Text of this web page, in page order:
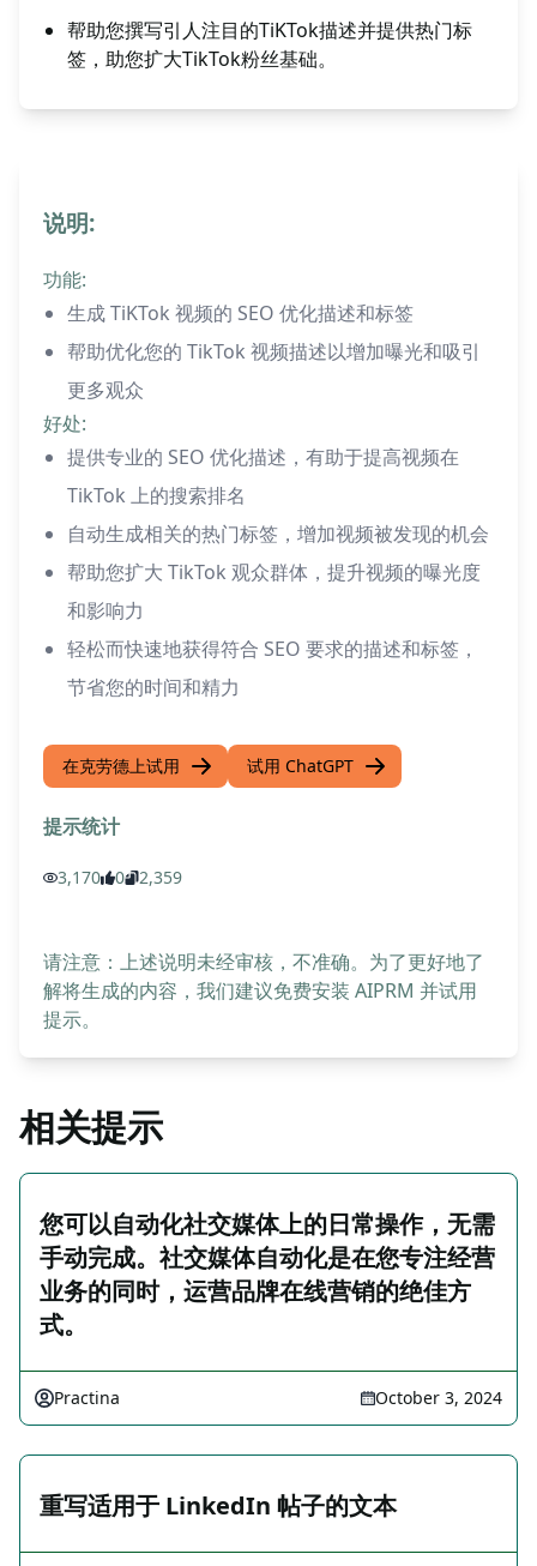
帮助您撰写引人注目的TiKTok描述并提供热门标
签，助您扩大TikTok粉丝基础。
说明:
功能:
生成 TiKTok 视频的 SEO 优化描述和标签
帮助优化您的 TikTok 视频描述以增加曝光和吸引
更多观众
好处:
提供专业的 SEO 优化描述，有助于提高视频在
TikTok 上的搜索排名
自动生成相关的热门标签，增加视频被发现的机会
帮助您扩大 TikTok 观众群体，提升视频的曝光度
和影响力
轻松而快速地获得符合 SEO 要求的描述和标签，
节省您的时间和精力
在克劳德上试用 试用 ChatGPT
提示统计
3,170 0 2,359
请注意：上述说明未经审核，不准确。为了更好地了
解将生成的内容，我们建议免费安装 AIPRM 并试用
提示。
相关提示
您可以自动化社交媒体上的日常操作，无需
手动完成。社交媒体自动化是在您专注经营
业务的同时，运营品牌在线营销的绝佳方
式。
Practina October 3, 2024
重写适用于 LinkedIn 帖子的文本